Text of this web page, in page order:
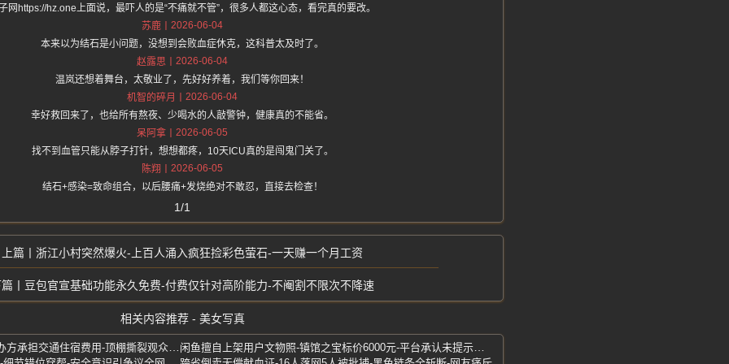
网https://hz.one上面说，最吓人的是“不痛就不管”，很多人都这心态，看完真的要改。
苏鹿
2026-06-04
本来以为结石是小问题，没想到会败血症休克，这科普太及时了。
赵露思
2026-06-04
温岚还想着舞台，太敬业了，先好好养着，我们等你回来！
机智的碎月
2026-06-04
幸好救回来了，也给所有熬夜、少喝水的人敲警钟，健康真的不能省。
呆阿拿
2026-06-05
找不到血管只能从脖子打针，想想都疼，10天ICU真的是闯鬼门关了。
陈翔
2026-06-05
结石+感染=致命组合，以后腰痛+发烧绝对不敢忍，直接去检查！
1/1
浙江小村突然爆火-上百人涌入疯狂捡彩色萤石-一天赚一个月工资
豆包官宣基础功能永久免费-付费仅针对高阶能力-不阉割不限次不降速
相关内容推荐 - 美女写真
哈尔滨演唱会遭大风突袭-主办方承担交通住宿费用-顶棚撕裂观众被砸伤
闲鱼擅自上架用户文物照-镇馆之宝标价6000元-平台承认未提示致歉